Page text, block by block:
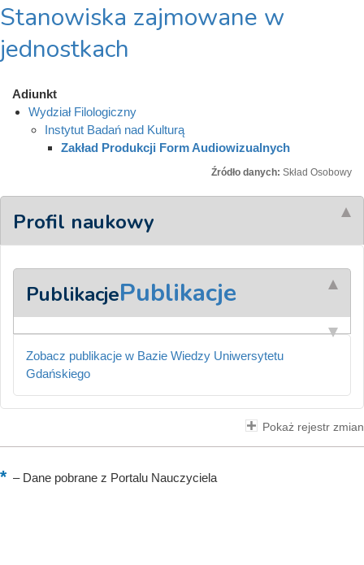
Stanowiska zajmowane w
jednostkach
Adiunkt
Wydział Filologiczny
Instytut Badań nad Kulturą
Zakład Produkcji Form Audiowizualnych
Źródło danych: Skład Osobowy
Profil naukowy
PublikacjePublikacje
Zobacz publikacje w Bazie Wiedzy Uniwersytetu
Gdańskiego
Pokaż rejestr zmian
–Dane pobrane z Portalu Nauczyciela